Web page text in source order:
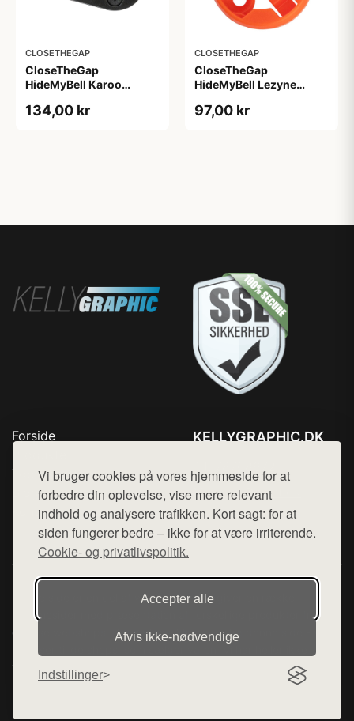
Vi bruger cookies på vores hjemmeside for at
forbedre din oplevelse, vise mere relevant
indhold og analysere trafikken. Kort sagt: for at
siden fungerer bedre – ikke for at være irriterende.
Cookie- og privatlivspolitik.
Accepter alle
Afvis ikke‑nødvendige
Indstillinger
CLOSETHEGAP
CloseTheGap
HideMyBell Karoo
134,00 kr
CLOSETHEGAP
CloseTheGap
HideMyBell Lezyne
97,00 kr
Forside
Top Rabatter
Blog
Kontakt
KELLYGRAPHIC.DK
Mail: hej@want.dk
Cookie- og privatlivspolitik
Denne side er en del af want.dk, der udgiver en række
hjemmesider med præsentation af forskellige produkter fra
diverse webshops. Der sælges ikke varer fra denne side - vi
varerne på lager.